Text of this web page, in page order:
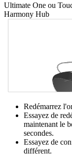
Ultimate One ou
Harmony Hub
Redémarrez
Essayez de
maintenant le
secondes.
Essayez de
différent.